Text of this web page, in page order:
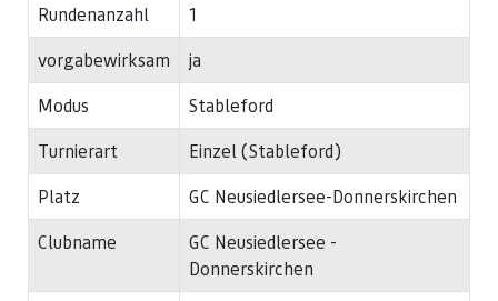
Rundenanzahl
1
vorgabewirksam
ja
Modus
Stableford
Turnierart
Einzel (Stableford)
Platz
GC Neusiedlersee-Donnerskirchen
Clubname
GC Neusiedlersee -
Donnerskirchen